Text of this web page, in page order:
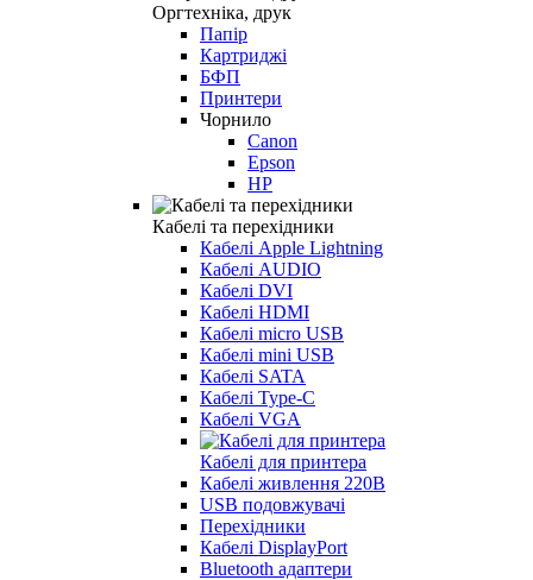
Оргтехніка, друк
Папір
Картриджі
БФП
Принтери
Чорнило
Canon
Epson
HP
Кабелі та перехідники
Кабелі Apple Lightning
Кабелі AUDIO
Кабелі DVI
Кабелі HDMI
Кабелі micro USB
Кабелі mini USB
Кабелі SATA
Кабелі Type-C
Кабелі VGA
Кабелі для принтера
Кабелі живлення 220В
USB подовжувачі
Перехідники
Кабелі DisplayPort
Bluetooth адаптери